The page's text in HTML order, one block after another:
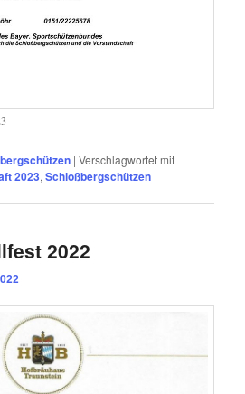
|Verschlagwortet mit
2023,Schloßbergschützen
2022